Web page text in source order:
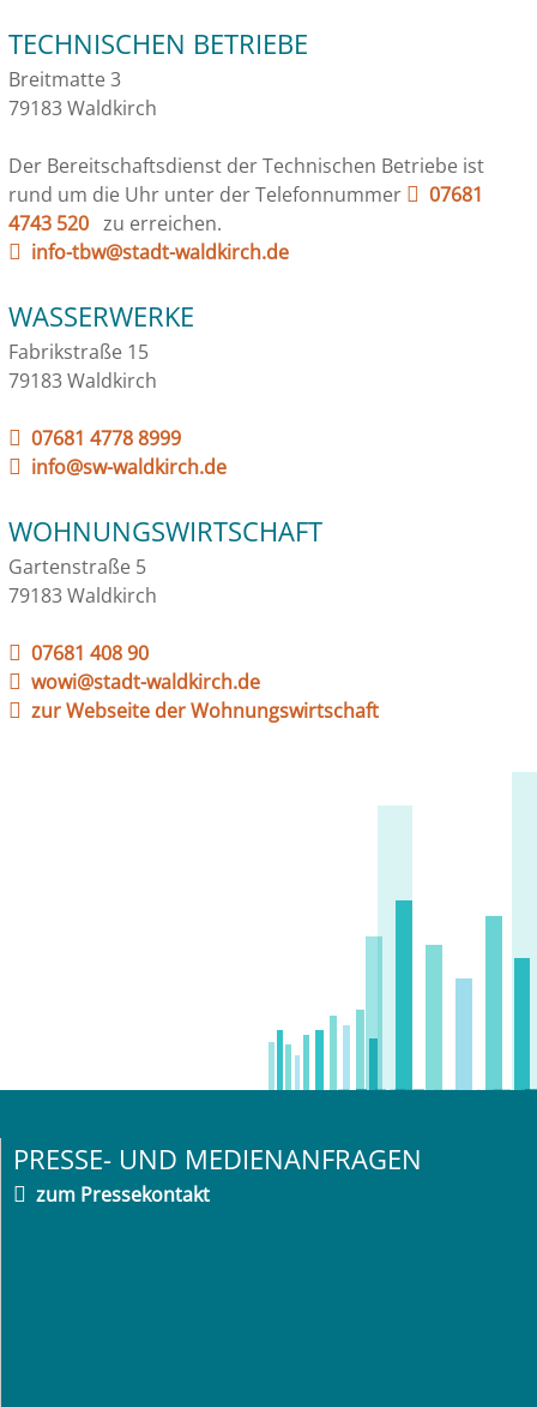
TECHNISCHEN BETRIEBE
Breitmatte 3
79183 Waldkirch
Der Bereitschaftsdienst der Technischen Betriebe ist
rund um die Uhr unter der Telefonnummer
07681
4743 520 zu erreichen.
info-tbw@stadt-waldkirch.de
WASSERWERKE
Fabrikstraße 15
79183 Waldkirch
07681 4778 8999
info@sw-waldkirch.de
WOHNUNGSWIRTSCHAFT
Gartenstraße 5
79183 Waldkirch
07681 408 90
wowi@stadt-waldkirch.de
zur Webseite der Wohnungswirtschaft
PRESSE- UND MEDIENANFRAGEN
zum Pressekontakt